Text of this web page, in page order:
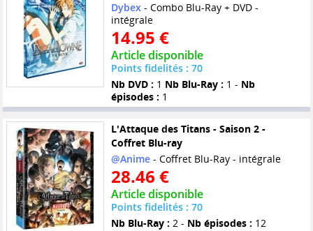
Dybex- Combo Blu-Ray + DVD -
intégrale
14.95 €
Article disponible
Points fidelités : 70
Nb DVD : 1 Nb Blu-Ray : 1 - Nb
épisodes : 1
L'Attaque des Titans - Saison 2 -
Coffret Blu-ray
@Anime- Coffret Blu-Ray - intégrale
28.46 €
Article disponible
Points fidelités : 70
Nb Blu-Ray : 2 - Nb épisodes : 12